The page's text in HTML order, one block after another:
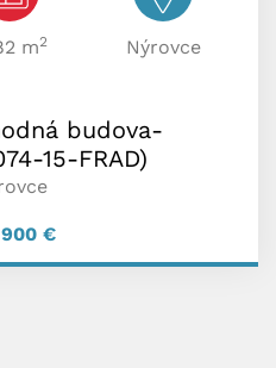
m2 Nýrovce
budova-
15-FRAD)
€